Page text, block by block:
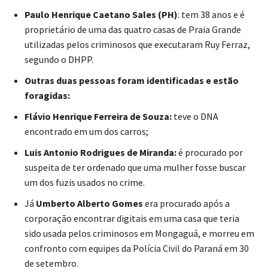
Paulo Henrique Caetano Sales (PH): tem 38 anos e é
proprietário de uma das quatro casas de Praia Grande
utilizadas pelos criminosos que executaram Ruy Ferraz,
segundo o DHPP.
Outras duas pessoas foram identificadas e estão
foragidas:
Flávio Henrique Ferreira de Souza: teve o DNA
encontrado em um dos carros;
Luis Antonio Rodrigues de Miranda:é procurado por
suspeita de ter ordenado que uma mulher fosse buscar
um dos fuzis usados no crime.
Já Umberto Alberto Gomes era procurado após a
corporação encontrar digitais em uma casa que teria
sido usada pelos criminosos em Mongaguá, e morreu em
confronto com equipes da Polícia Civil do Paraná em 30
de setembro.